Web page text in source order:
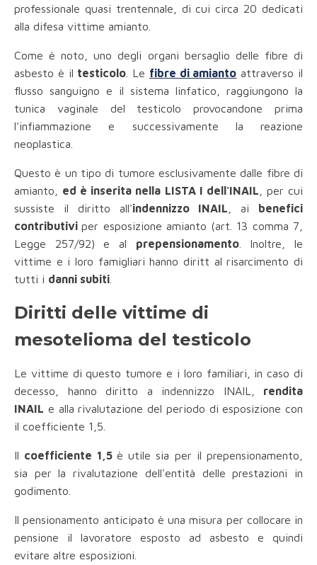
professionale quasi trentennale, di cui circa 20 dedicati
alla difesa vittime amianto.
Come è noto, uno degli organi bersaglio delle fibre di
asbesto è il testicolo . Le fibre di amianto attraverso il
flusso sanguigno e il sistema linfatico, raggiungono la
tunica vaginale del testicolo provocandone prima
l'infiammazione e successivamente la reazione
neoplastica.
Questo è un tipo di tumore esclusivamente dalle fibre di
amianto, ed è inserita nella LISTA I dell'INAIL , per cui
sussiste il diritto all'indennizzo INAIL , ai benefici
contributiviper esposizione amianto (art. 13 comma 7,
Legge 257/92) e al prepensionamento. Inoltre, le
vittime e i loro famigliari hanno diritt al risarcimento di
tutti i danni subiti
Diritti delle vittime di
mesotelioma del testicolo
Le vittime di questo tumore e i loro familiari, in caso di
decesso, hanno diritto a indennizzo INAIL, rendita
INAIL e alla rivalutazione del periodo di esposizione con
il coefficiente 1,5.
Il coefficiente 1,5 è utile sia per il prepensionamento,
sia per la rivalutazione dell'entità delle prestazioni in
godimento.
Il pensionamento anticipato è una misura per collocare in
pensione il lavoratore esposto ad asbesto e quindi
evitare altre esposizioni.